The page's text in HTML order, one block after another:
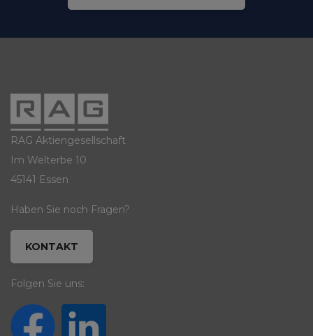
RAG Aktiengesellschaft
Im Welterbe 10
45141 Essen
Haben Sie noch Fragen?
KONTAKT
Folgen Sie uns: